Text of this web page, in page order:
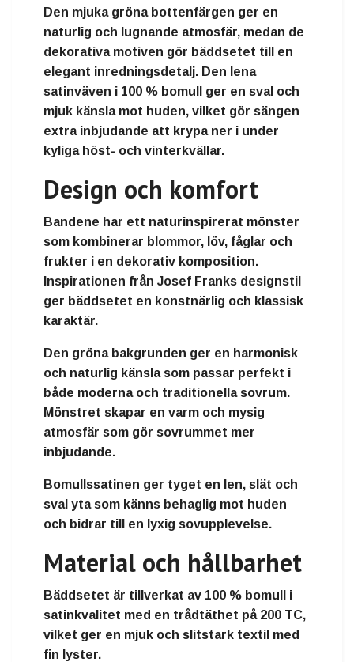
Den mjuka gröna bottenfärgen ger en
naturlig och lugnande atmosfär, medan de
dekorativa motiven gör bäddsetet till en
elegant inredningsdetalj. Den lena
satinväven i 100 % bomull ger en sval och
mjuk känsla mot huden, vilket gör sängen
extra inbjudande att krypa ner i under
kyliga höst- och vinterkvällar.
Design och komfort
Bandene har ett naturinspirerat mönster
som kombinerar blommor, löv, fåglar och
frukter i en dekorativ komposition.
Inspirationen från Josef Franks designstil
ger bäddsetet en konstnärlig och klassisk
karaktär.
Den gröna bakgrunden ger en harmonisk
och naturlig känsla som passar perfekt i
både moderna och traditionella sovrum.
Mönstret skapar en varm och mysig
atmosfär som gör sovrummet mer
inbjudande.
Bomullssatinen ger tyget en len, slät och
sval yta som känns behaglig mot huden
och bidrar till en lyxig sovupplevelse.
Material och hållbarhet
Bäddsetet är tillverkat av 100 % bomull i
satinkvalitet med en trådtäthet på 200 TC,
vilket ger en mjuk och slitstark textil med
fin lyster.